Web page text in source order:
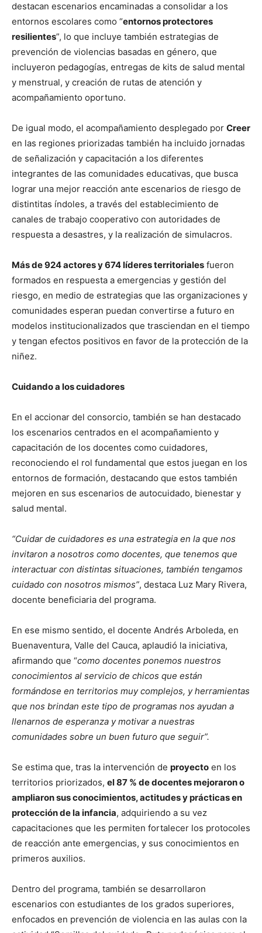
destacan escenarios encaminadas a consolidar a los
entornos escolares como “entornos protectores
resilientes”, lo que incluye también estrategias de
prevención de violencias basadas en género, que
incluyeron pedagogías, entregas de kits de salud mental
y menstrual, y creación de rutas de atención y
acompañamiento oportuno.
De igual modo, el acompañamiento desplegado por Creer
en las regiones priorizadas también ha incluido jornadas
de señalización y capacitación a los diferentes
integrantes de las comunidades educativas, que busca
lograr una mejor reacción ante escenarios de riesgo de
distintitas índoles, a través del establecimiento de
canales de trabajo cooperativo con autoridades de
respuesta a desastres, y la realización de simulacros.
Más de 924 actores y 674 líderes territoriales fueron
formados en respuesta a emergencias y gestión del
riesgo, en medio de estrategias que las organizaciones y
comunidades esperan puedan convertirse a futuro en
modelos institucionalizados que trasciendan en el tiempo
y tengan efectos positivos en favor de la protección de la
niñez.
Cuidando a los cuidadores
En el accionar del consorcio, también se han destacado
los escenarios centrados en el acompañamiento y
capacitación de los docentes como cuidadores,
reconociendo el rol fundamental que estos juegan en los
entornos de formación, destacando que estos también
mejoren en sus escenarios de autocuidado, bienestar y
salud mental.
“Cuidar de cuidadores es una estrategia en la que nos
invitaron a nosotros como docentes, que tenemos que
interactuar con distintas situaciones, también tengamos
cuidado con nosotros mismos”, destaca Luz Mary Rivera,
docente beneficiaria del programa.
En ese mismo sentido, el docente Andrés Arboleda, en
Buenaventura, Valle del Cauca, aplaudió la iniciativa,
afirmando que “como docentes ponemos nuestros
conocimientos al servicio de chicos que están
formándose en territorios muy complejos, y herramientas
que nos brindan este tipo de programas nos ayudan a
llenarnos de esperanza y motivar a nuestras
comunidades sobre un buen futuro que seguir”.
Se estima que, tras la intervención de proyecto en los
territorios priorizados, el 87 % de docentes mejoraron o
ampliaron sus conocimientos, actitudes y prácticas en
protección de la infancia, adquiriendo a su vez
capacitaciones que les permiten fortalecer los protocoles
de reacción ante emergencias, y sus conocimientos en
primeros auxilios.
Dentro del programa, también se desarrollaron
escenarios con estudiantes de los grados superiores,
enfocados en prevención de violencia en las aulas con la